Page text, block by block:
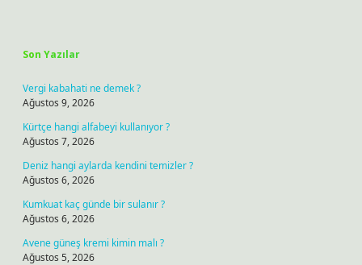
Son Yazılar
Vergi kabahati ne demek ?
Ağustos 9, 2026
Kürtçe hangi alfabeyi kullanıyor ?
Ağustos 7, 2026
Deniz hangi aylarda kendini temizler ?
Ağustos 6, 2026
Kumkuat kaç günde bir sulanır ?
Ağustos 6, 2026
Avene güneş kremi kimin malı ?
Ağustos 5, 2026